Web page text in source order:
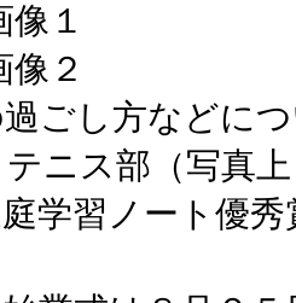
ごし方などに
ニス部（写真
学習ノート優